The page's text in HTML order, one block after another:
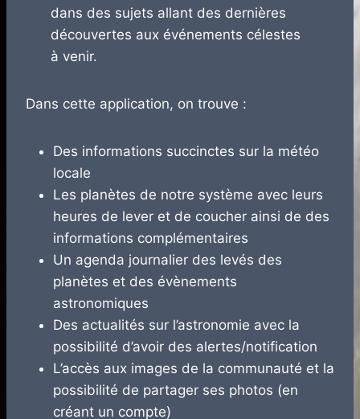
dans des sujets allant des dernières
découvertes aux événements célestes
à venir.
Dans cette application, on trouve :
Des informations succinctes sur la météo
locale
Les planètes de notre système avec leurs
heures de lever et de coucher ainsi de des
informations complémentaires
Un agenda journalier des levés des
planètes et des évènements
astronomiques
Des actualités sur l’astronomie avec la
possibilité d’avoir des alertes/notification
L’accès aux images de la communauté et la
possibilité de partager ses photos (en
créant un compte)